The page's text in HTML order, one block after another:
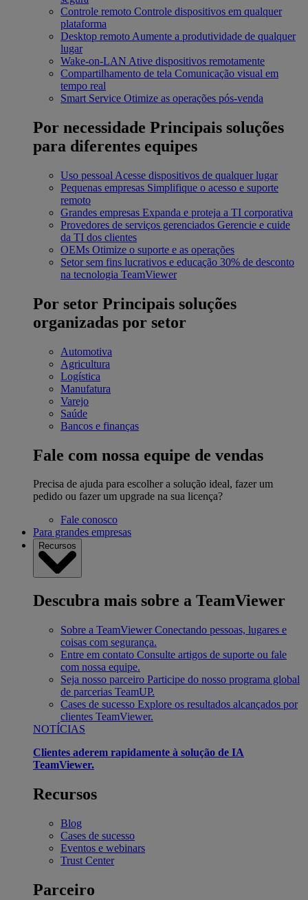
Controle remoto Controle dispositivos em qualquer
plataforma
Desktop remoto Aumente a produtividade de qualquer
lugar
Wake-on-LAN Ative dispositivos remotamente
Compartilhamento de tela Comunicação visual em
tempo real
Smart Service Otimize as operações pós-venda
Por necessidade Principais soluções
para diferentes equipes
Uso pessoal Acesse dispositivos de qualquer lugar
Pequenas empresas Simplifique o acesso e suporte
remoto
Grandes empresas Expanda e proteja a TI corporativa
Provedores de serviços gerenciados Gerencie e cuide
da TI dos clientes
OEMs Otimize o suporte e as operações
Setor sem fins lucrativos e educação 30% de desconto
na tecnologia TeamViewer
Por setor Principais soluções
organizadas por setor
Automotiva
Agricultura
Logística
Manufatura
Varejo
Saúde
Bancos e finanças
Fale com nossa equipe de vendas
Precisa de ajuda para escolher a solução ideal, fazer um
pedido ou fazer um upgrade na sua licença?
Fale conosco
Para grandes empresas
Recursos
Descubra mais sobre a TeamViewer
Sobre a TeamViewer Conectando pessoas, lugares e
coisas com segurança.
Entre em contato Consulte artigos de suporte ou fale
com nossa equipe.
Seja nosso parceiro Participe do nosso programa global
de parcerias TeamUP.
Cases de sucesso Explore os resultados alcançados por
clientes TeamViewer.
NOTÍCIAS
Clientes aderem rapidamente à solução de IA
TeamViewer.
Recursos
Blog
Cases de sucesso
Eventos e webinars
Trust Center
Parceiro